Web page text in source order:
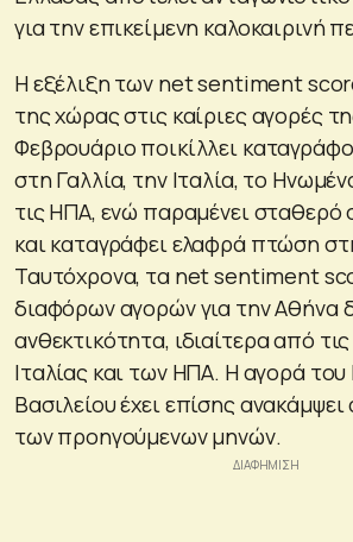
για την επικείμενη καλοκαιρινή
Η εξέλιξη των net sentiment
της χώρας στις καίριες αγορές
Φεβρουάριο ποικίλλει
στη Γαλλία, την Ιταλία, το
τις ΗΠΑ, ενώ παραμένει σταθερό
και καταγράφει ελαφρά πτώση
Ταυτόχρονα, τα net sentiment
διαφόρων αγορών για την Αθήνα
ανθεκτικότητα, ιδιαίτερα από
Ιταλίας και των ΗΠΑ. Η αγορά
Βασιλείου έχει επίσης
των προηγούμενων μηνών.